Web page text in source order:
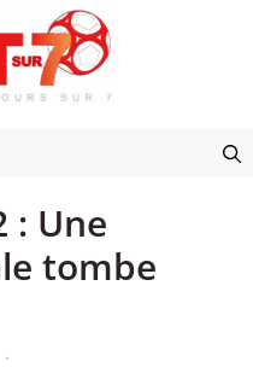
: Une
tombe
·